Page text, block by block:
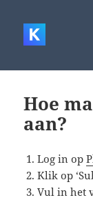
Hoe
aan?
Log in op
Klik op
Vul in het